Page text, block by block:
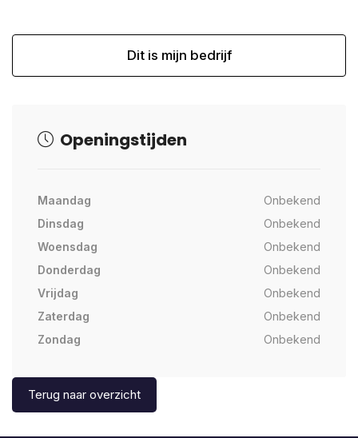
Dit is mijn bedrijf
Openingstijden
Maandag
Onbekend
Dinsdag
Onbekend
Woensdag
Onbekend
Donderdag
Onbekend
Vrijdag
Onbekend
Zaterdag
Onbekend
Zondag
Onbekend
Terug naar overzicht